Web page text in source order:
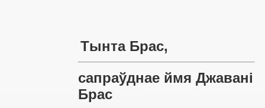
Тынта Брас,
сапраўднае ймя Джавані
Брас